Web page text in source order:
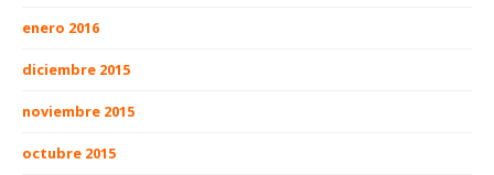
enero 2016
diciembre 2015
noviembre 2015
octubre 2015